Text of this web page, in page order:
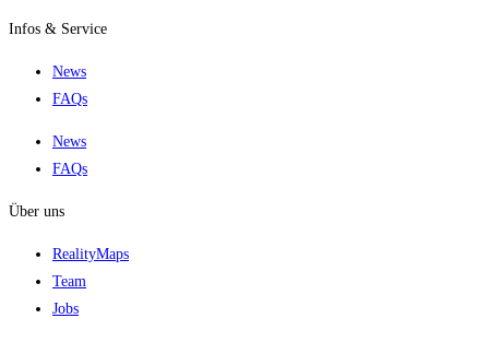
Infos & Service
News
FAQs
News
FAQs
Über uns
RealityMaps
Team
Jobs